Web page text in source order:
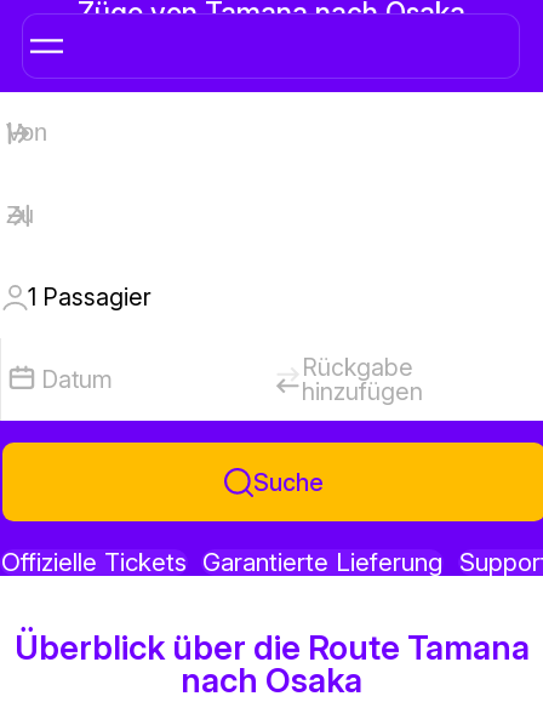
Züge von Tamana nach Osaka
1 Passagier
Datum
Rückgabe
hinzufügen
Suche
Offizielle Tickets Garantierte Lieferung
Überblick über die Route Tamana
nach Osaka